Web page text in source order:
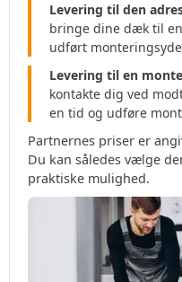
Levering til den
bringe dine dæk til
udført
Levering til en
kontakte dig ved
en tid og udføre
Partnernes priser er
Du kan således vælge
praktiske mulighed.